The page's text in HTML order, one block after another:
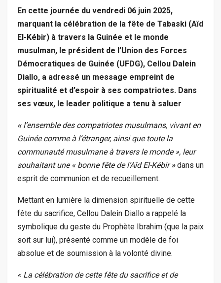
En cette journée du vendredi 06 juin 2025,
marquant la célébration de la fête de Tabaski (Aïd
El-Kébir) à travers la Guinée et le monde
musulman, le président de l’Union des Forces
Démocratiques de Guinée (UFDG), Cellou Dalein
Diallo, a adressé un message empreint de
spiritualité et d’espoir à ses compatriotes. Dans
ses vœux, le leader politique a tenu à saluer
«l’ensemble des compatriotes musulmans, vivant en
Guinée comme à l’étranger, ainsi que toute la
communauté musulmane à travers le monde », leur
souhaitant une « bonne fête de l’Aïd El-Kébir»dans un
esprit de communion et de recueillement.
Mettant en lumière la dimension spirituelle de cette
fête du sacrifice, Cellou Dalein Diallo a rappelé la
symbolique du geste du Prophète Ibrahim (que la paix
soit sur lui), présenté comme un modèle de foi
absolue et de soumission à la volonté divine.
« La célébration de cette fête du sacrifice et de